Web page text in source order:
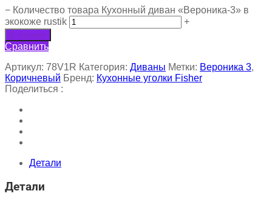
− Количество товара Кухонный диван «Вероника-3» в
экокоже rustik
+
В корзину
Сравнить
Артикул: 78V1R Категория: Диваны Метки: Вероника 3,
Коричневый Бренд: Кухонные уголки Fisher
Поделиться :
Детали
Детали